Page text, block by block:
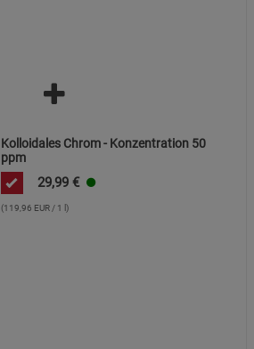
Kolloidales Chrom - Konzentration 50
ppm
29,99 €
(119,96 EUR / 1 l)